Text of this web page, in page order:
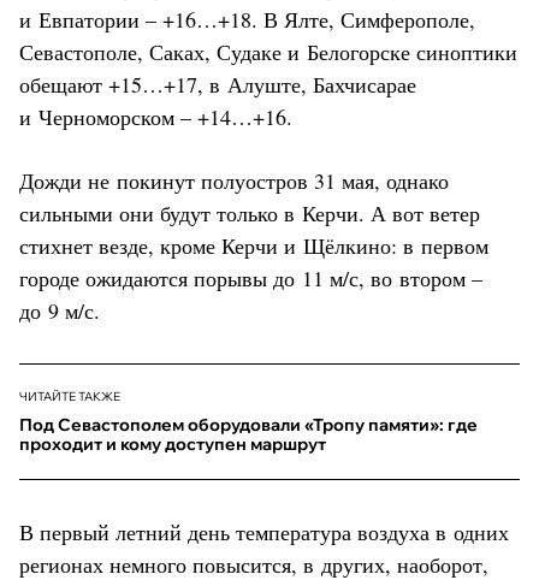
и Евпатории – +16…+18. В Ялте, Симферополе,
Севастополе, Саках, Судаке и Белогорске синоптики
обещают +15…+17, в Алуште, Бахчисарае
и Черноморском – +14…+16.
Дожди не покинут полуостров 31 мая, однако
сильными они будут только в Керчи. А вот ветер
стихнет везде, кроме Керчи и Щёлкино: в первом
городе ожидаются порывы до 11 м/с, во втором –
до 9 м/с.
ЧИТАЙТЕ ТАКЖЕ
Под Севастополем оборудовали «Тропу памяти»: где
проходит и кому доступен маршрут
В первый летний день температура воздуха в одних
регионах немного повысится, в других, наоборот,